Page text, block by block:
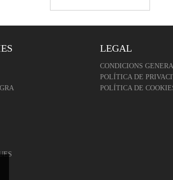
LEGAL
CONDICIONS
POLÍTICA DE
POLÍTICA DE